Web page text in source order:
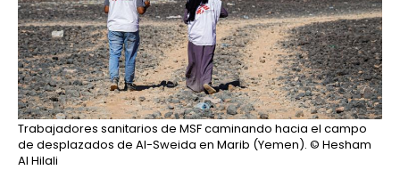
Trabajadores sanitarios de MSF caminando hacia el campo
de desplazados de Al-Sweida en Marib (Yemen). © Hesham
Al Hilali